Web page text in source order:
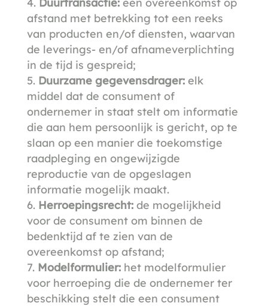
afstand met betrekking tot een reeks
van producten en/of diensten, waarvan
de leverings- en/of afnameverplichting
in de tijd is gespreid;
Duurzame gegevensdrager:elk
middel dat de consument of
ondernemer in staat stelt om informatie
die aan hem persoonlijk is gericht, op te
slaan op een manier die toekomstige
raadpleging en ongewijzigde
reproductie van de opgeslagen
informatie mogelijk maakt.
Herroepingsrecht:de mogelijkheid
voor de consument om binnen de
bedenktijd af te zien van de
overeenkomst op afstand;
Modelformulier:het modelformulier
voor herroeping die de ondernemer ter
beschikking stelt die een consument